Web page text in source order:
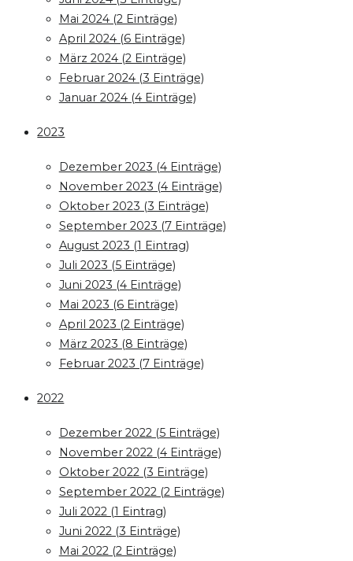
Mai 2024 (2 Einträge)
April 2024 (6 Einträge)
März 2024 (2 Einträge)
Februar 2024 (3 Einträge)
Januar 2024 (4 Einträge)
2023
Dezember 2023 (4 Einträge)
November 2023 (4 Einträge)
Oktober 2023 (3 Einträge)
September 2023 (7 Einträge)
August 2023 (1 Eintrag)
Juli 2023 (5 Einträge)
Juni 2023 (4 Einträge)
Mai 2023 (6 Einträge)
April 2023 (2 Einträge)
März 2023 (8 Einträge)
Februar 2023 (7 Einträge)
2022
Dezember 2022 (5 Einträge)
November 2022 (4 Einträge)
Oktober 2022 (3 Einträge)
September 2022 (2 Einträge)
Juli 2022 (1 Eintrag)
Juni 2022 (3 Einträge)
Mai 2022 (2 Einträge)